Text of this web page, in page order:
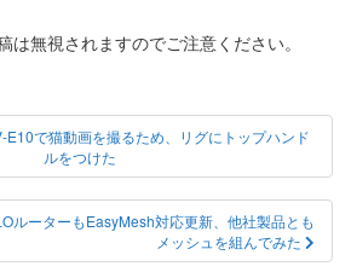
は無視されますのでご注意ください。
E10で猫動画を撮るため、リグにトップハンド
ルをつけた
ルーターもEasyMesh対応更新、他社製品とも
メッシュを組んでみた